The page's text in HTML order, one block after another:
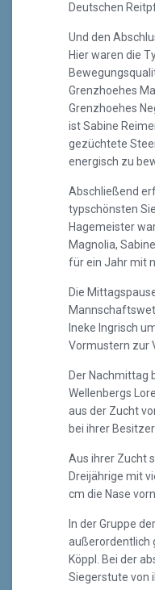
Deutschen
Und den
Hier waren die
Grenzhoehes
Grenzhoehes
ist Sabine
gezüchtete
energisch zu
Abschließend
typschönsten
Hagemeister
Magnolia,
für ein Jahr mit
Die
Ineke Ingrisch
Vormustern zur
Der Nachmittag
Wellenbergs
aus der Zucht
bei ihrer
Aus ihrer Zucht
Dreijährige mit
cm die Nase
In der Gruppe
außerordentlich
Köppl. Bei der
Siegerstute von